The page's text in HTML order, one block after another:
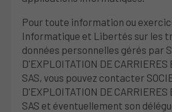
Pour toute information ou
Informatique et Libertés sur les
données personnelles gérés par
D'EXPLOITATION DE CARRIERES
SAS, vous pouvez contacter
D'EXPLOITATION DE CARRIERES
SAS et éventuellement son